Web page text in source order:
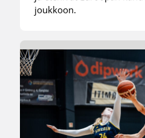
joukkoon.